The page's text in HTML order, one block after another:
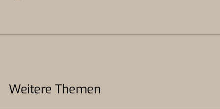
Weitere Themen